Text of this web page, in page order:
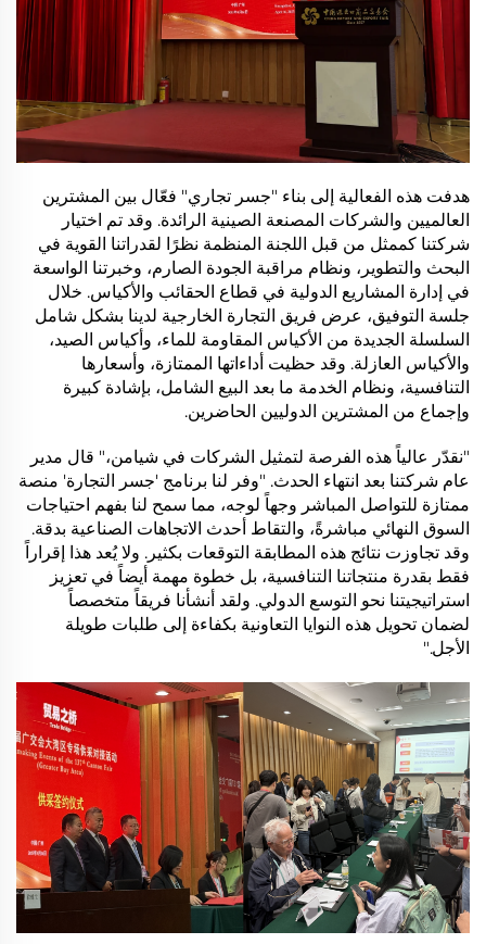
هدفت هذه الفعالية إلى بناء "جسر تجاري" فعّال بين المشترين
العالميين والشركات المصنعة الصينية الرائدة. وقد تم اختيار
شركتنا كممثل من قبل اللجنة المنظمة نظرًا لقدراتنا القوية في
البحث والتطوير، ونظام مراقبة الجودة الصارم، وخبرتنا الواسعة
في إدارة المشاريع الدولية في قطاع الحقائب والأكياس. خلال
جلسة التوفيق، عرض فريق التجارة الخارجية لدينا بشكل شامل
السلسلة الجديدة من الأكياس المقاومة للماء، وأكياس الصيد،
والأكياس العازلة. وقد حظيت أداءاتها الممتازة، وأسعارها
التنافسية، ونظام الخدمة ما بعد البيع الشامل، بإشادة كبيرة
وإجماع من المشترين الدوليين الحاضرين.
"نقدّر عالياً هذه الفرصة لتمثيل الشركات في شيامن،" قال مدير
عام شركتنا بعد انتهاء الحدث. "وفر لنا برنامج 'جسر التجارة' منصة
ممتازة للتواصل المباشر وجهاً لوجه، مما سمح لنا بفهم احتياجات
السوق النهائي مباشرةً، والتقاط أحدث الاتجاهات الصناعية بدقة.
وقد تجاوزت نتائج هذه المطابقة التوقعات بكثير. ولا يُعد هذا إقراراً
فقط بقدرة منتجاتنا التنافسية، بل خطوة مهمة أيضاً في تعزيز
استراتيجيتنا نحو التوسع الدولي. ولقد أنشأنا فريقاً متخصصاً
لضمان تحويل هذه النوايا التعاونية بكفاءة إلى طلبات طويلة
الأجل."